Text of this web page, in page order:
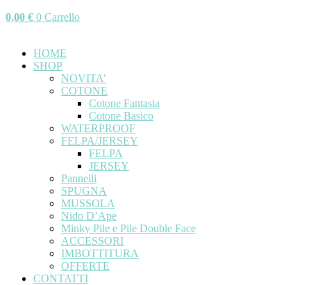
0,00 € 0 Carrello
HOME
SHOP
NOVITA’
COTONE
Cotone Fantasia
Cotone Basico
WATERPROOF
FELPA/JERSEY
FELPA
JERSEY
Pannelli
SPUGNA
MUSSOLA
Nido D’Ape
Minky Pile e Pile Double Face
ACCESSORI
IMBOTTITURA
OFFERTE
CONTATTI